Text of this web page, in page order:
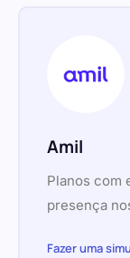
Amil
Planos com
presença
Fazer uma